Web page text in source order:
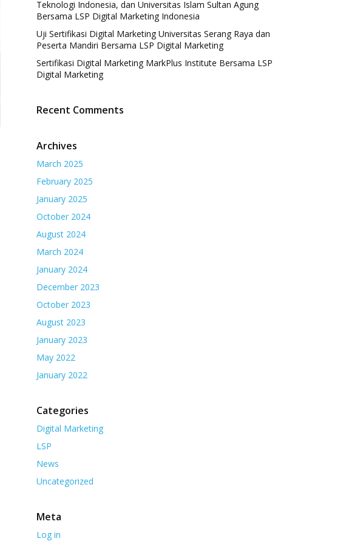
Teknologi Indonesia, dan Universitas Islam Sultan Agung
Bersama LSP Digital Marketing Indonesia
Uji Sertifikasi Digital Marketing Universitas Serang Raya dan
Peserta Mandiri Bersama LSP Digital Marketing
Sertifikasi Digital Marketing MarkPlus Institute Bersama LSP
Digital Marketing
Recent Comments
Archives
March 2025
February 2025
January 2025
October 2024
August 2024
March 2024
January 2024
December 2023
October 2023
August 2023
January 2023
May 2022
January 2022
Categories
Digital Marketing
LSP
News
Uncategorized
Meta
Log in